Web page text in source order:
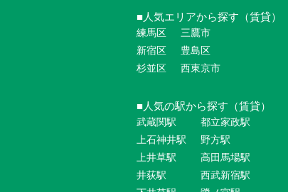
人気エリアから探す（賃貸）
練馬区
新宿区
杉並区
三鷹市
豊島区
西東京市
人気の駅から探す（賃貸）
武蔵関駅
上石神井駅
上井草駅
井荻駅
都立家政駅
野方駅
高田馬場駅
西武新宿駅